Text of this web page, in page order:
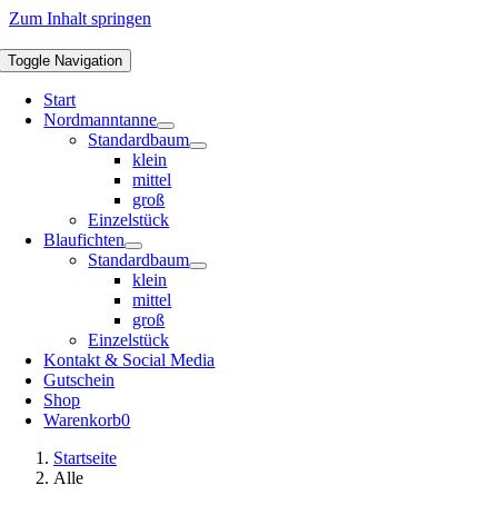
Zum Inhalt springen
Toggle Navigation
Start
Nordmanntanne
Standardbaum
klein
mittel
groß
Einzelstück
Blaufichten
Standardbaum
klein
mittel
groß
Einzelstück
Kontakt & Social Media
Gutschein
Shop
Warenkorb0
Startseite
Alle